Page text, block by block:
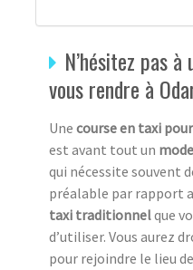
N’hésitez pas
vous rendre à
Une course en taxi
est avant tout un
qui nécessite souvent
préalable par rapport
taxi traditionnelque
d’utiliser. Vous aurez
pour rejoindre le lieu